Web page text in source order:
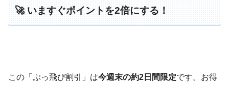
🚀 いますぐポイントを2倍にする！
この「ぶっ飛び割引」は今週末の約2日間限定です。お得